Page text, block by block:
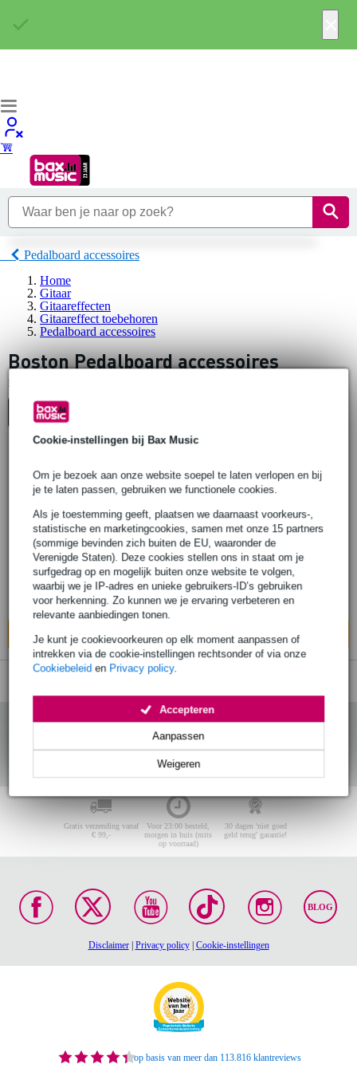
Cookie-instellingen bij Bax Music
Om je bezoek aan onze website soepel te laten verlopen en bij
je te laten passen, gebruiken we functionele cookies.
Als je toestemming geeft, plaatsen we daarnaast voorkeurs-,
statistische en marketingcookies, samen met onze 15 partners
(sommige bevinden zich buiten de EU, waaronder de
Verenigde Staten). Deze cookies stellen ons in staat om je
surfgedrag op en mogelijk buiten onze website te volgen,
waarbij we je IP-adres en unieke gebruikers-ID’s gebruiken
voor herkenning. Zo kunnen we je ervaring verbeteren en
relevante aanbiedingen tonen.
Je kunt je cookievoorkeuren op elk moment aanpassen of
intrekken via de cookie-instellingen rechtsonder of via onze
Cookiebeleid en Privacy policy.
Weigeren
Aanpassen
Accepteren
Pedalboard accessoires
Home
Gitaar
Gitaareffecten
Gitaareffect toebehoren
Pedalboard accessoires
Boston Pedalboard accessoires
Er is
Top-10
Adviesprijs € 25,- € 20,70
Op voorraad
Ook in1 winkelop voorraad
In mijn winkelwagen
Gratis verzending vanaf
€ 99,-
Voor 23:00 besteld,
morgen in huis (mits
op voorraad)
30 dagen 'niet goed
geld terug' garantie!
BLOG
Disclaimer| Privacy policy| Cookie-instellingen
op basis van meer dan 113.816 klantreviews